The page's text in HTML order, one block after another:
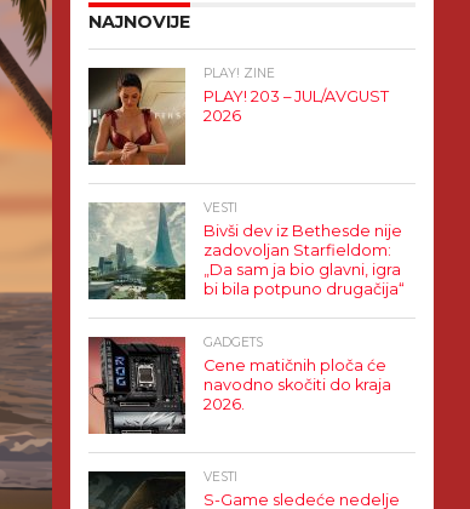
NAJNOVIJE
PLAY! ZINE
PLAY! 203 – JUL/AVGUST
2026
VESTI
Bivši dev iz Bethesde nije
zadovoljan Starfieldom:
„Da sam ja bio glavni, igra
bi bila potpuno drugačija“
GADGETS
Cene matičnih ploča će
navodno skočiti do kraja
2026.
VESTI
S-Game sledeće nedelje